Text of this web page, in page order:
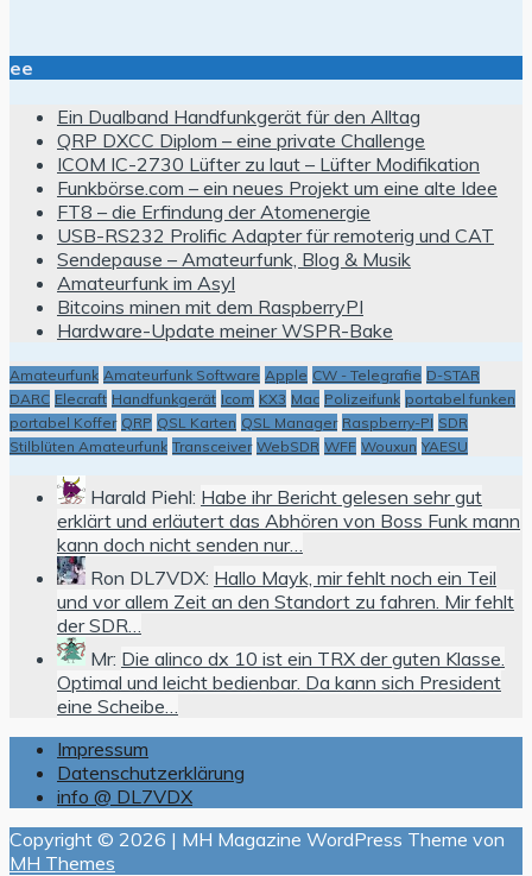
ee
Ein Dualband Handfunkgerät für den Alltag
QRP DXCC Diplom – eine private Challenge
ICOM IC-2730 Lüfter zu laut – Lüfter Modifikation
Funkbörse.com – ein neues Projekt um eine alte Idee
FT8 – die Erfindung der Atomenergie
USB-RS232 Prolific Adapter für remoterig und CAT
Sendepause – Amateurfunk, Blog & Musik
Amateurfunk im Asyl
Bitcoins minen mit dem RaspberryPI
Hardware-Update meiner WSPR-Bake
Amateurfunk Amateurfunk Software Apple CW - Telegrafie D-STAR
DARC Elecraft Handfunkgerät Icom KX3 Mac Polizeifunk portabel funken
portabel Koffer QRP QSL Karten QSL Manager Raspberry-PI SDR
Stilblüten Amateurfunk Transceiver WebSDR WFF Wouxun YAESU
Harald Piehl: Habe ihr Bericht gelesen sehr gut
erklärt und erläutert das Abhören von Boss Funk mann
kann doch nicht senden nur…
Ron DL7VDX: Hallo Mayk, mir fehlt noch ein Teil
und vor allem Zeit an den Standort zu fahren. Mir fehlt
der SDR…
Mr: Die alinco dx 10 ist ein TRX der guten Klasse.
Optimal und leicht bedienbar. Da kann sich President
eine Scheibe…
Impressum
Datenschutzerklärung
info @ DL7VDX
Copyright © 2026 | MH Magazine WordPress Theme von
MH Themes